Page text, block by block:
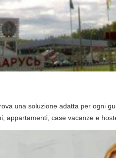
una soluzione adatta per ogni
appartamenti, case vacanze e